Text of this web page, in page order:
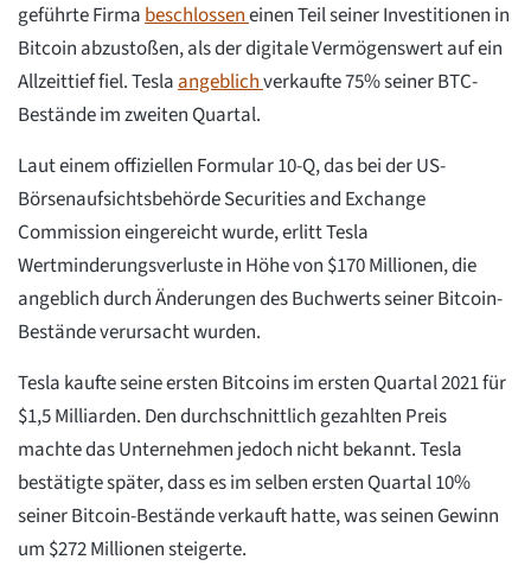
geführte Firmabeschlosseneinen Teil seiner Investitionen in
Bitcoin abzustoßen, als der digitale Vermögenswert auf ein
Allzeittief fiel. Teslaangeblichverkaufte 75% seiner BTC-
Bestände im zweiten Quartal.
Laut einem offiziellen Formular 10-Q, das bei der US-
Börsenaufsichtsbehörde Securities and Exchange
Commission eingereicht wurde, erlitt Tesla
Wertminderungsverluste in Höhe von $170 Millionen, die
angeblich durch Änderungen des Buchwerts seiner Bitcoin-
Bestände verursacht wurden.
Tesla kaufte seine ersten Bitcoins im ersten Quartal 2021 für
$1,5 Milliarden. Den durchschnittlich gezahlten Preis
machte das Unternehmen jedoch nicht bekannt. Tesla
bestätigte später, dass es im selben ersten Quartal 10%
seiner Bitcoin-Bestände verkauft hatte, was seinen Gewinn
um $272 Millionen steigerte.